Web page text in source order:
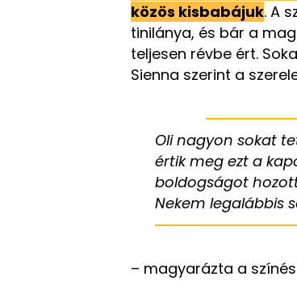
közös kisbabájuk. A
tinilánya, és bár a
teljesen révbe ért.
Sienna szerint a
Oli nagyon sokat
értik meg ezt a
boldogságot
Nekem legalábbis
– magyarázta a